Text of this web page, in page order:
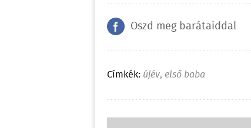
Oszd meg barátaiddal
Címkék: újév, első baba